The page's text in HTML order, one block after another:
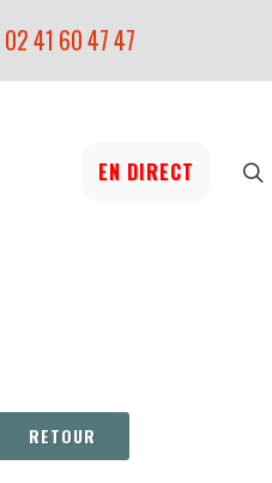
02 41 60 47 47
EN DIRECT
RETOUR